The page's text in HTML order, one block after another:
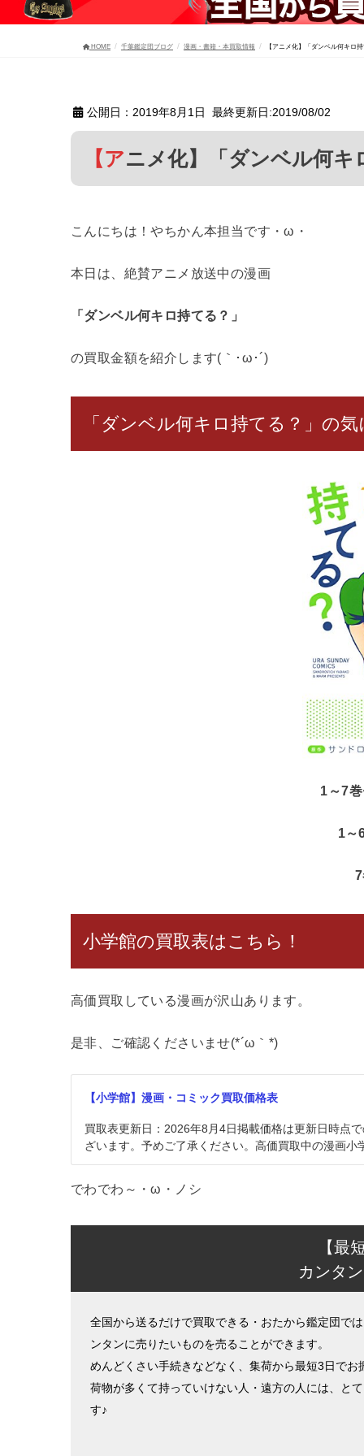
HOME 千葉鑑定団ブログ 漫画・書籍・本買取情報 【アニメ化】「ダンベル何キロ
公開日：2019年8月1日 最終更新日:2019/08/02
【アニメ化】「ダンベル
こんにちは！やちかん本担当です・ω・
本日は、絶賛アニメ放送中の漫画
「ダンベル何キロ持てる？」
の買取金額を紹介します(｀･ω･´)ゞ
「ダンベル何キロ持てる？」の
1～7
1
小学館の買取表はこちら！
高価買取している漫画が沢山あります。
是非、ご確認くださいませ(*´ω｀*)
【小学館】漫画・コミック買取価格表
買取表更新日：2026年8月4日掲載価格は更新日時点
ざいます。予めご了承ください。高価買取中の漫画
でわでわ～・ω・ノシ
【最
カンタ
全国から送るだけで買取できる・おたから鑑定団で
ンタンに売りたいものを売ることができます。
めんどくさい手続きなどなく、集荷から最短3日でお
荷物が多くて持っていけない人・遠方の人には、と
す♪